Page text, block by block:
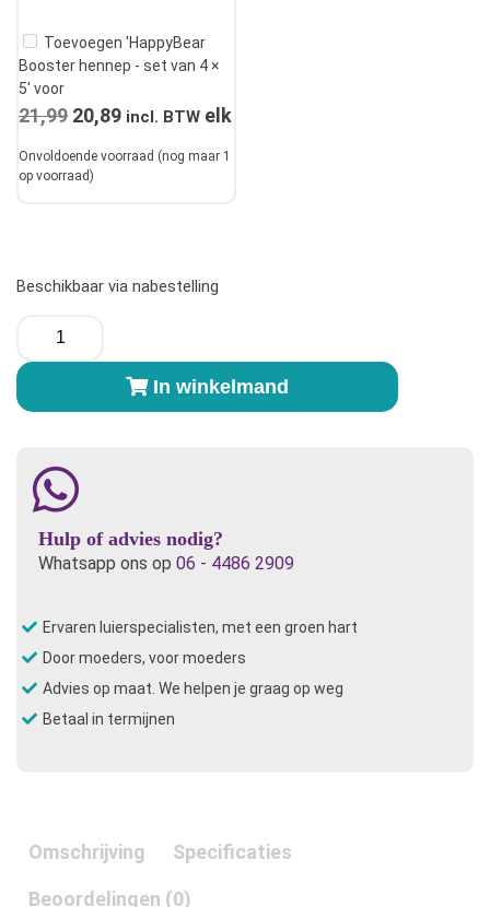
Toevoegen 'HappyBear
Booster hennep - set van 4 ×
5' voor
21,99 Oorspronkelijke
prijs
was:
20,89 Huidige
prijs
incl. BTW elk
Onvoldoende voorraad (nog maar 1
op voorraad)
Beschikbaar via nabestelling
HappyBear
pakket
aantal
In winkelmand
Hulp of advies nodig?
Whatsapp ons op 06 - 4486 2909
Ervaren luierspecialisten, met een groen hart
Door moeders, voor moeders
Advies op maat. We helpen je graag op weg
Betaal in termijnen
Omschrijving Specificaties
Beoordelingen (0)